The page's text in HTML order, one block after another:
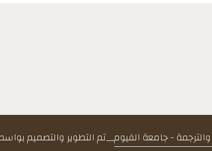
والترجمة - جامعة الفيوم__تم التطوير والتصميم